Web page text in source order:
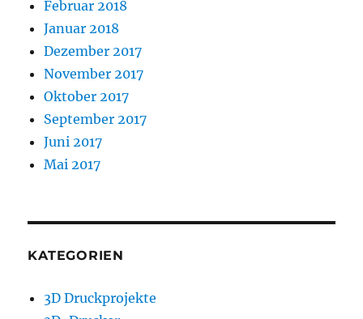
Februar 2018
Januar 2018
Dezember 2017
November 2017
Oktober 2017
September 2017
Juni 2017
Mai 2017
KATEGORIEN
3D Druckprojekte